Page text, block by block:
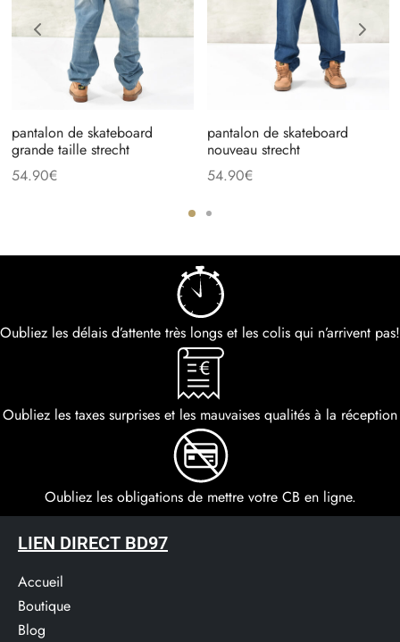
pantalon de skateboard
grande taille strecht
54.90€
pantalon de skateboard
nouveau strecht
54.90€
Oubliez les délais d’attente très longs et les colis qui n’arrivent pas!
Oubliez les taxes surprises et les mauvaises qualités à la réception
Oubliez les obligations de mettre votre CB en ligne.
LIEN DIRECT BD97
Accueil
Boutique
Blog